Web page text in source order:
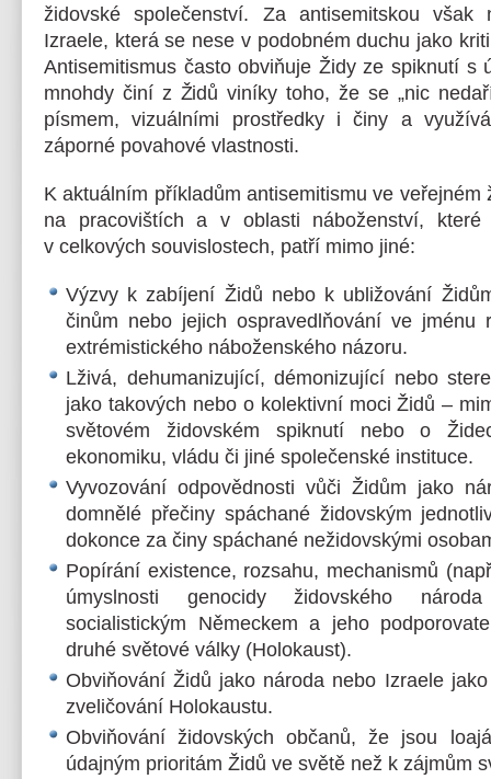
židovské společenství. Za antisemitskou však
Izraele, která se nese v podobném duchu jako
Antisemitismus často obviňuje Židy ze spiknutí s
mnohdy činí z Židů viníky toho, že se „nic
písmem, vizuálními prostředky i činy a
záporné povahové vlastnosti.
K aktuálním příkladům antisemitismu ve veřejném
na pracovištích a v oblasti náboženství,
v celkových souvislostech, patří mimo jiné:
Výzvy k zabíjení Židů nebo k ubližování
činům nebo jejich ospravedlňování ve jménu
extrémistického náboženského názoru.
Lživá, dehumanizující, démonizující nebo
jako takových nebo o kolektivní moci Židů –
světovém židovském spiknutí nebo o
ekonomiku, vládu či jiné společenské instituce.
Vyvozování odpovědnosti vůči Židům jako
domnělé přečiny spáchané židovským
dokonce za činy spáchané nežidovskými
Popírání existence, rozsahu, mechanismů
úmyslnosti genocidy židovského
socialistickým Německem a jeho
druhé světové války (Holokaust).
Obviňování Židů jako národa nebo Izraele
zveličování Holokaustu.
Obviňování židovských občanů, že jsou
údajným prioritám Židů ve světě než k zájmům